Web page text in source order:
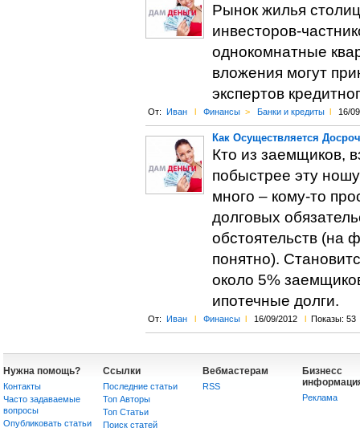
Рынок жилья
инвесторов-
однокомнатные
вложения могут
экспертов
От: Иван l Финансы > Банки и кредиты l 16/
Как Осуществляется
Кто из заемщиков,
побыстрее эту
много – кому-то
долговых
обстоятельств (на
понятно).
около 5%
ипотечные долги.
От: Иван l Финансы l 16/09/2012 l Показы: 53
Нужна помощь?
Контакты
Часто задаваемые
вопросы
Опубликовать статьи
Ссылки
Последние статьи
Топ Авторы
Топ Статьи
Поиск статей
Вебмастерам
RSS
Бизнесс
Реклама